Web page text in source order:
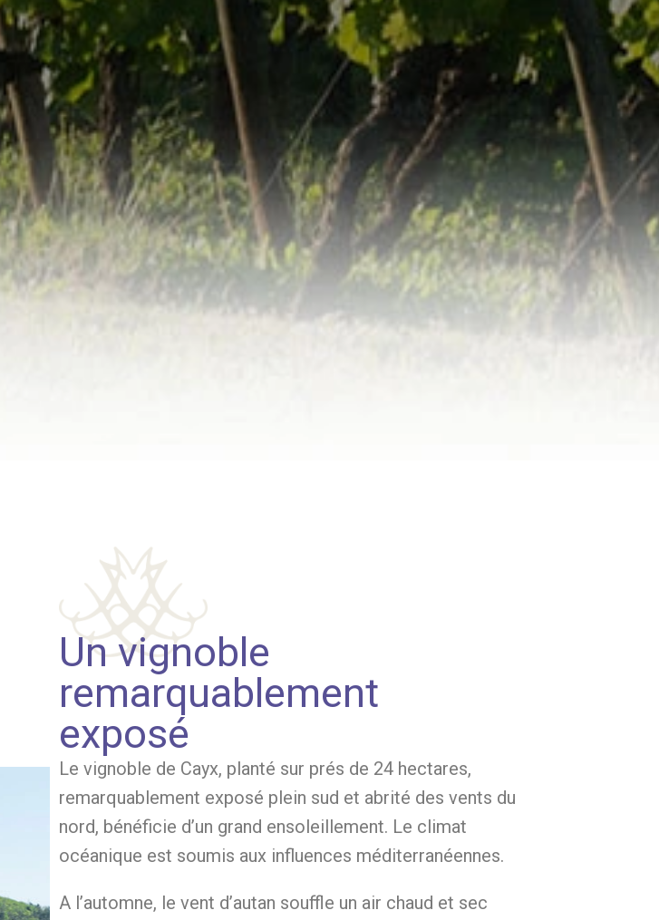
Un vignoble
remarquablement
exposé
Le vignoble de Cayx, planté sur prés de 24 hectares,
remarquablement exposé plein sud et abrité des vents du
nord, bénéficie d’un grand ensoleillement. Le climat
océanique est soumis aux influences méditerranéennes.
A l’automne, le vent d’autan souffle un air chaud et sec